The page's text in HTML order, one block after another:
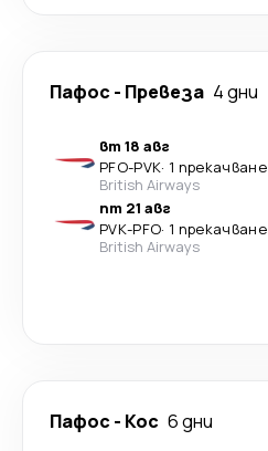
Пафос - Превеза 4 дни
вт 18 авг
PFO-PVK· 1 прекачване
British Airways
пт 21 авг
PVK-PFO· 1 прекачване
British Airways
Пафос - Кос 6 дни